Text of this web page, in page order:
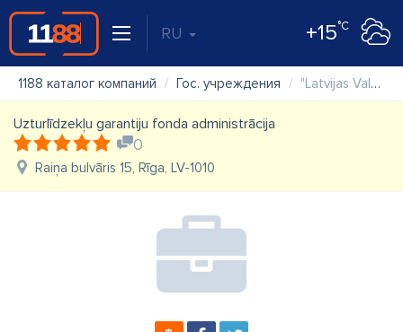
RU +15°C
1188 каталог компаний Гос. учреждения "Latvijas Valsts ceļi" VAS, Centra reģions
Uzturlīdzekļu garantiju fonda administrācija
0
Raiņa bulvāris 15, Rīga, LV-1010